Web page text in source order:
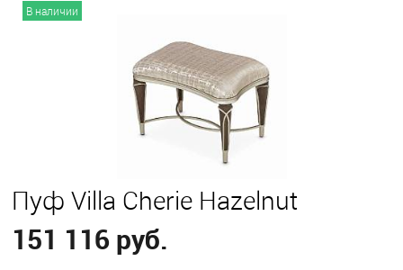
В наличии
Пуф Villa Cherie Hazelnut
151 116 руб.